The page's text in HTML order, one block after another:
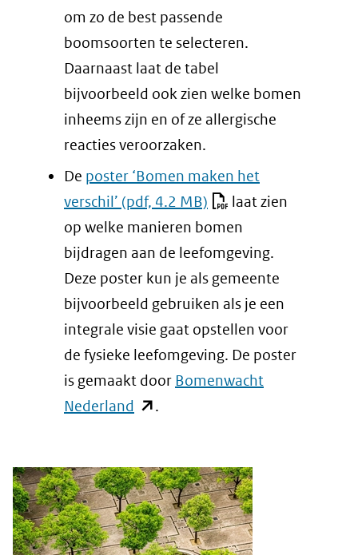
een
andere
website)
om zo de best passende
boomsoorten te selecteren.
Daarnaast laat de tabel
bijvoorbeeld ook zien welke bomen
inheems zijn en of ze allergische
reacties veroorzaken.
De poster ‘Bomen maken het
verschil’ (pdf, 4.2 MB)
laat zien
op welke manieren bomen
bijdragen aan de leefomgeving.
Deze poster kun je als gemeente
bijvoorbeeld gebruiken als je een
integrale visie gaat opstellen voor
de fysieke leefomgeving. De poster
is gemaakt door Bomenwacht
Nederland (opent
venster)
(verwijst
naar
.